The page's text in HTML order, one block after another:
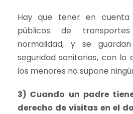
Hay que tener en cuenta
públicos de
normalidad, y se
seguridad sanitarias, con lo
los menores no supone
3) Cuando un padre
derecho de visitas en el